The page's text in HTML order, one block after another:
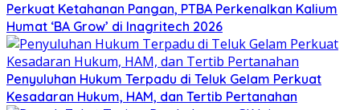
Perkuat Ketahanan Pangan, PTBA Perkenalkan Kalium
Humat ‘BA Grow’ di Inagritech 2026
Penyuluhan Hukum Terpadu di Teluk Gelam Perkuat
Kesadaran Hukum, HAM, dan Tertib Pertanahan